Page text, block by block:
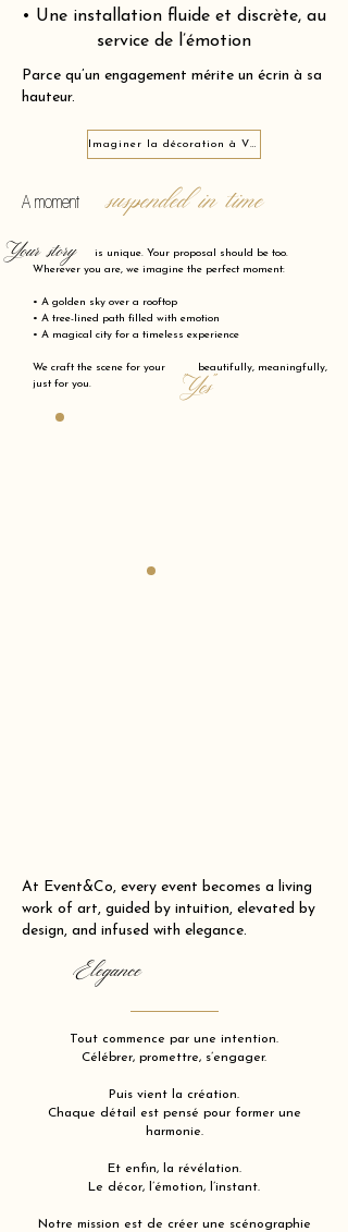
• Une installation fluide et discrète, au
service de l’émotion
Parce qu’un engagement mérite un écrin à sa
hauteur.
Imaginer la décoration à Vitry-le-François 51300
A moment suspended in time
is unique. Your proposal should be too.
Wherever you are, we imagine the perfect moment:
• A golden sky over a rooftop
• A tree-lined path filled with emotion
• A magical city for a timeless experience
We craft the scene for your beautifully, meaningfully,
just for you.
"Yes"
Your story
At Event&Co, every event becomes a living
work of art, guided by intuition, elevated by
design, and infused with elegance.
Elegance
Tout commence par une intention.
Célébrer, promettre, s’engager.
Puis vient la création.
Chaque détail est pensé pour former une
harmonie.
Et enfin, la révélation.
Le décor, l’émotion, l’instant.
Notre mission est de créer une scénographie